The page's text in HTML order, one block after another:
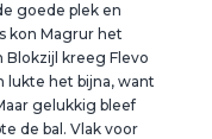
goede plek en
kon Magrur het
Blokzijl kreeg Flevo
lukte het bijna, want
gelukkig bleef
de bal. Vlak voor